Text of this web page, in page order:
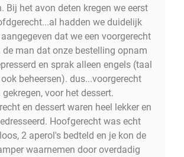
Bij het avon deten kregen we eerst
hadden we duidelijk
dat we een voorgerecht
de man dat onze bestelling opnam
en sprak alleen engels (taal
beheersen). dus...voorgerecht
voor het dessert.
en dessert waren heel lekker en
Hoofgerecht was echt
2 aperol's bedteld en je kon de
waarnemen door overdadig